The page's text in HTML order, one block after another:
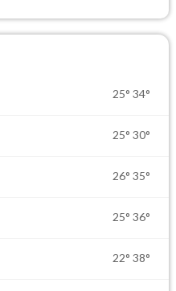
25° 34°
25° 30°
26° 35°
25° 36°
22° 38°